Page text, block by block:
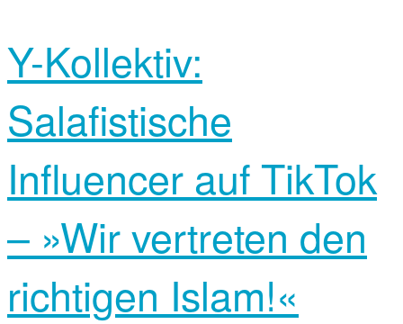
Y-Kollektiv:
Salafistische
Influencer auf TikTok
– »Wir vertreten den
richtigen Islam!«